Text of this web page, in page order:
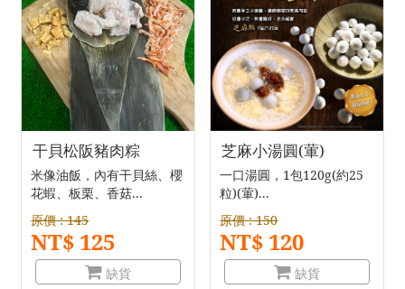
干貝松阪豬肉粽
米像油飯，內有干貝絲、櫻
花蝦、板栗、香菇...
原價 : 145
NT$ 125
缺貨
芝麻小湯圓(葷)
一口湯圓，1包120g(約25
粒)(葷)...
原價 : 150
NT$ 120
缺貨